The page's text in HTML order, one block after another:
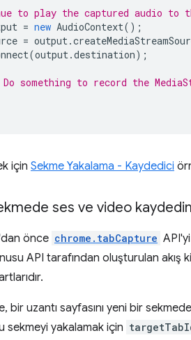
to play the captured audio to
= new AudioContext();
= output.
(output.destination);
something to record the
için Sekme Yakalama - Kaydedici
ses ve video kaydedin
önce chrome.tabCapture
API tarafından oluşturulan akış
bir uzantı sayfasını yeni bir
sekmeyi yakalamak için